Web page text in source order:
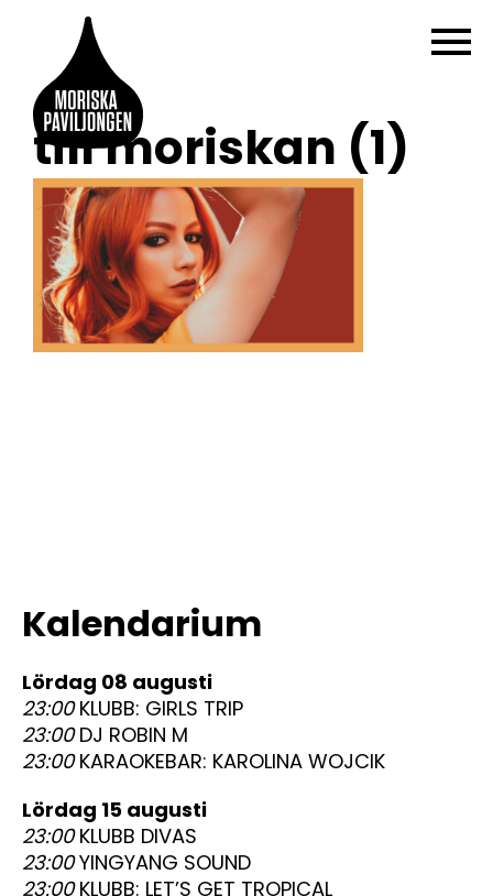
till moriskan (1)
Kalendarium
lördag 08 augusti
23:00KLUBB: GIRLS TRIP
23:00DJ ROBIN M
23:00KARAOKEBAR: KAROLINA WOJCIK
lördag 15 augusti
23:00KLUBB DIVAS
23:00YINGYANG SOUND
23:00KLUBB: LET’S GET TROPICAL